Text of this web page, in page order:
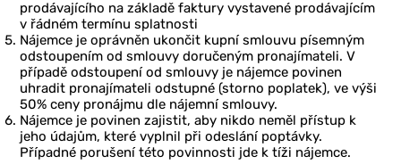
prodávajícího na základě faktury vystavené prodávajícím
v řádném termínu splatnosti
Nájemce je oprávněn ukončit kupní smlouvu písemným
odstoupením od smlouvy doručeným pronajímateli. V
případě odstoupení od smlouvy je nájemce povinen
uhradit pronajímateli odstupné (storno poplatek), ve výši
50% ceny pronájmu dle nájemní smlouvy.
Nájemce je povinen zajistit, aby nikdo neměl přístup k
jeho údajům, které vyplnil při odeslání poptávky.
Případné porušení této povinnosti jde k tíži nájemce.